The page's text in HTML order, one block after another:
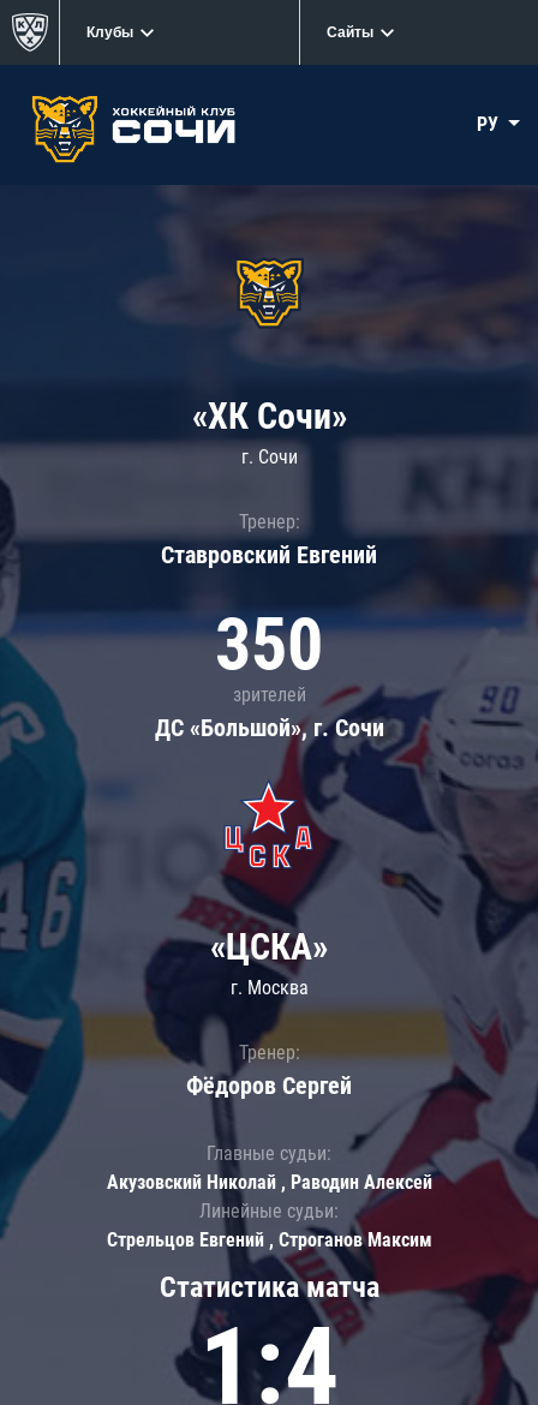
Клубы Сайты
РУ
«ХК Сочи»
г. Сочи
Тренер:
Ставровский Евгений
350
зрителей
ДС «Большой», г. Сочи
Статистика матча
1:4
«ЦСКА»
г. Москва
Тренер:
Фёдоров Сергей
Главные судьи:
Акузовский Николай , Раводин Алексей
Линейные судьи:
Стрельцов Евгений , Строганов Максим